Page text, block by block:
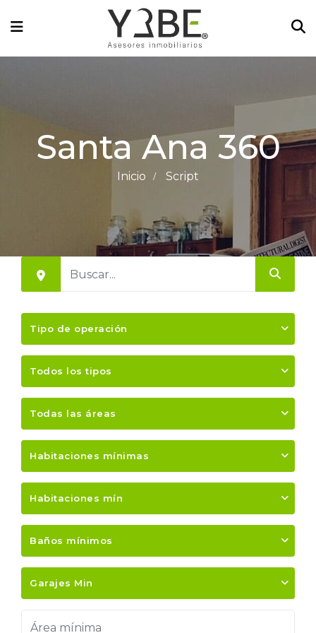
Santa Ana 360
Inicio Script
Tipo de operación
Todos los tipos
Todas las áreas
Habitaciones mínimas
Habitaciones mín
Baños mínimos
Garajes Min